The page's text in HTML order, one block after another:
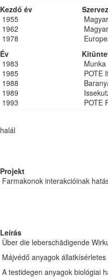
Kezdő év
1955
1962
1978
Év
1983
1985
POTE
1988
1989
1993
POTE
halál
Projekt
Farmakonok interakcióinak
Leírás
Über die leberschädigende
Májvédő anyagok
A testidegen anyagok biológiai